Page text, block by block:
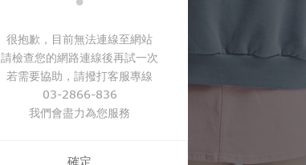
很抱歉，目前無法連線至網站
請檢查您的網路連線後再試一次
若需要協助，請撥打客服專線
03-2866-836
我們會盡力為您服務
確定